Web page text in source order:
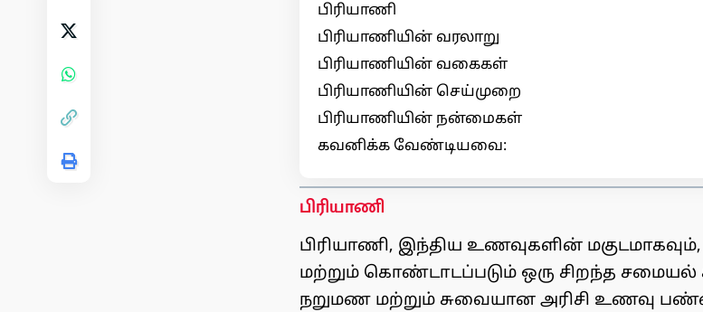
பிரியாணி
பிரியாணியின் வரலாறு
பிரியாணியின் வகைகள்
பிரியாணியின் செய்முறை
பிரியாணியின் நன்மைகள்
கவனிக்க வேண்டியவை:
பிரியாணி
பிரியாணி, இந்திய உணவுகளின்
மற்றும் கொண்டாடப்படும் ஒரு சிறந்த
நறுமண மற்றும் சுவையான அரிசி உணவு